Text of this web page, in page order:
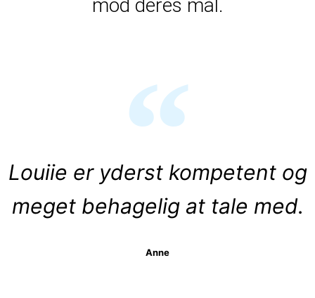
mod deres mål.
Louiie er yderst kompetent og
meget behagelig at tale med.
Anne